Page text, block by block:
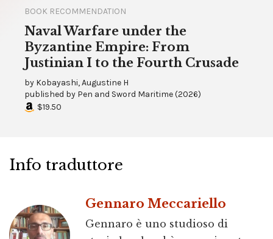
BOOK RECOMMENDATION
Naval Warfare under the
Byzantine Empire: From
Justinian I to the Fourth Crusade
by Kobayashi, Augustine H
published by Pen and Sword Maritime(2026)
$19.50
Info traduttore
Gennaro Meccariello
Gennaro è uno studioso di